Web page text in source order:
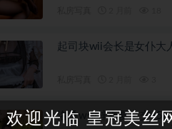
起司块wii会长是女仆大
洛桑w伊梓春夏之交45p
欢迎光临 皇冠美丝